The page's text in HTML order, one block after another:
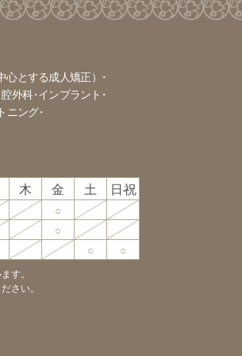
とする成人矯正）
外科 インプラント
ニング
木 金 土 日·祝
○
○
○ ○
す。
さい。